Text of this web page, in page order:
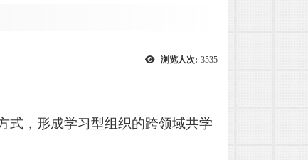
浏览人次: 3535
式，形成学习型组织的跨领域共学